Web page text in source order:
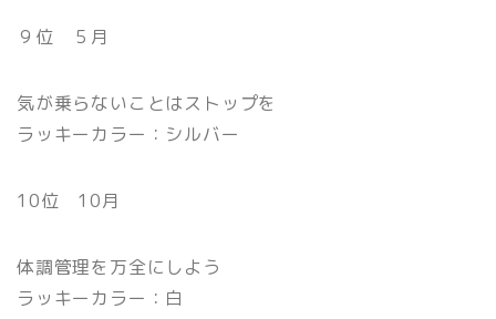
９位 ５月
気が乗らないことはストップを
ラッキーカラー：シルバー
10位 10月
体調管理を万全にしよう
ラッキーカラー：白